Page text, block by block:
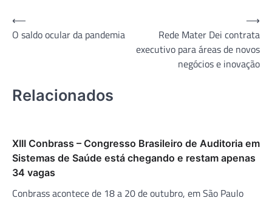
Navegação
de
⟵
O saldo ocular da pandemia
Rede Mater Dei contrata
executivo para áreas de novos
negócios e inovação
⟶
Relacionados
XIII Conbrass – Congresso Brasileiro de Auditoria em
Sistemas de Saúde está chegando e restam apenas
34 vagas
Conbrass acontece de 18 a 20 de outubro, em São Paulo